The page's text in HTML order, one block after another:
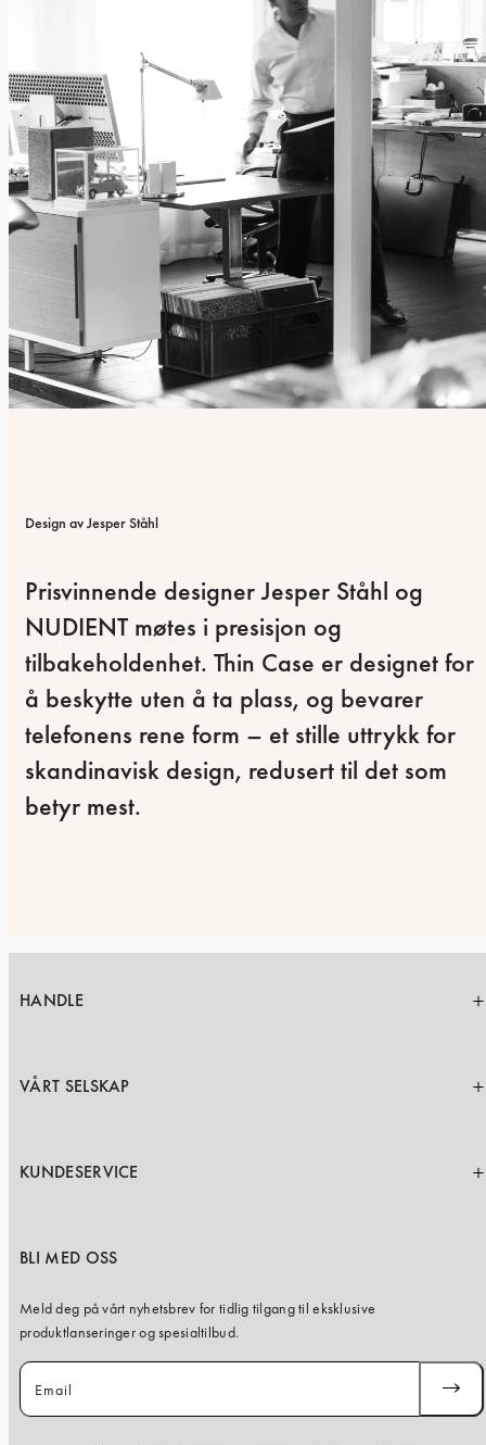
Design av Jesper Ståhl
Prisvinnende designer Jesper Ståhl og
NUDIENT møtes i presisjon og
tilbakeholdenhet. Thin Case er designet for
å beskytte uten å ta plass, og bevarer
telefonens rene form – et stille uttrykk for
skandinavisk design, redusert til det som
betyr mest.
HANDLE
VÅRT SELSKAP
KUNDESERVICE
BLI MED OSS
Meld deg på vårt nyhetsbrev for tidlig tilgang til eksklusive
produktlanseringer og spesialtilbud.
Email